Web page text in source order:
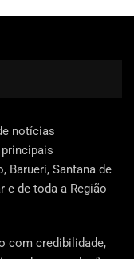
notícias
Barueri, Santana de
e de toda a Região
com credibilidade,